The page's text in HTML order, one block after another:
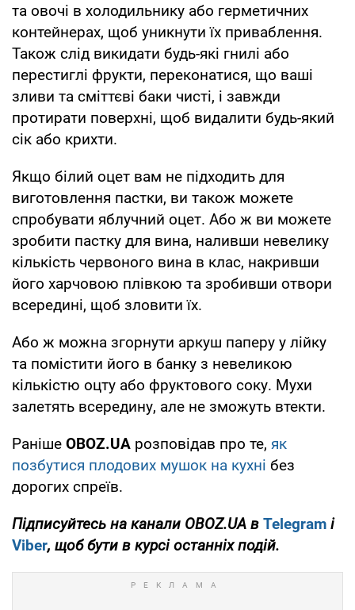
та овочі в холодильнику або герметичних
контейнерах, щоб уникнути їх приваблення.
Також слід викидати будь-які гнилі або
перестиглі фрукти, переконатися, що ваші
зливи та сміттєві баки чисті, і завжди
протирати поверхні, щоб видалити будь-який
сік або крихти.
Якщо білий оцет вам не підходить для
виготовлення пастки, ви також можете
спробувати яблучний оцет. Або ж ви можете
зробити пастку для вина, наливши невелику
кількість червоного вина в клас, накривши
його харчовою плівкою та зробивши отвори
всередині, щоб зловити їх.
Або ж можна згорнути аркуш паперу у лійку
та помістити його в банку з невеликою
кількістю оцту або фруктового соку. Мухи
залетять всередину, але не зможуть втекти.
Раніше OBOZ.UA розповідав про те, як
позбутися плодових мушок на кухні без
дорогих спреїв.
Підписуйтесь на канали OBOZ.UA в Telegram і
Viber, щоб бути в курсі останніх подій.